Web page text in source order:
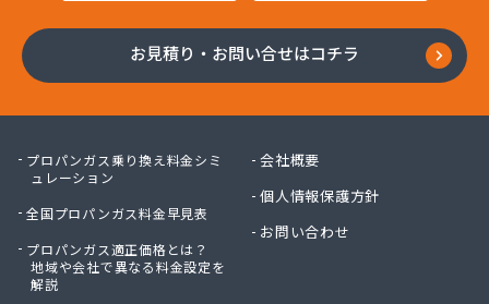
佐藤電気商会
佐藤燃料店
砂金石油ガス株式会社 東仙台営業所
三浦商店
三宝物産株式会社
お見積り・お問い合せはコチラ
プロパンガス乗り換え料金シミ
ュレーション
全国プロパンガス料金早見表
プロパンガス適正価格とは？
地域や会社で異なる料金設定を
解説
会社概要
個人情報保護方針
お問い合わせ